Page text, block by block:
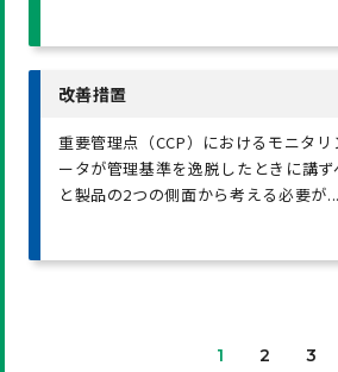
改善措置
重要管理点（CCP）におけるモニタ
ータが管理基準を逸脱したときに講
と製品の2つの側面から考える必要が...
1 2 3